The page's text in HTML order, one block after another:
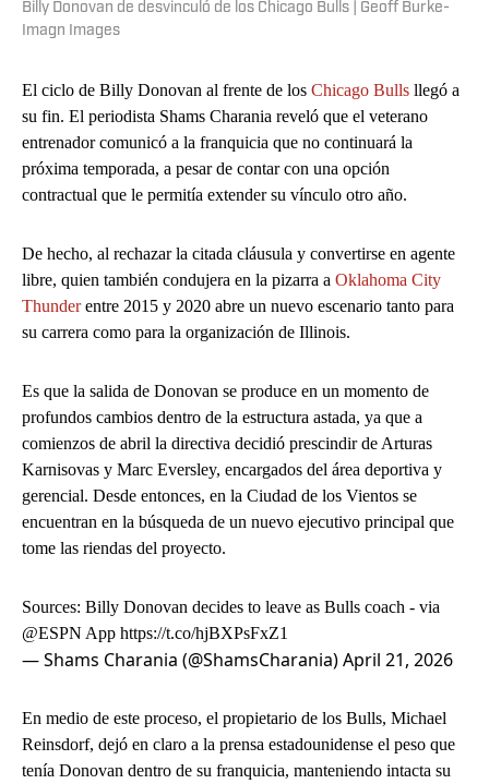
Billy Donovan de desvinculó de los Chicago Bulls | Geoff Burke-
Imagn Images
El ciclo de Billy Donovan al frente de los Chicago Bulls llegó a
su fin. El periodista Shams Charania reveló que el veterano
entrenador comunicó a la franquicia que no continuará la
próxima temporada, a pesar de contar con una opción
contractual que le permitía extender su vínculo otro año.
De hecho, al rechazar la citada cláusula y convertirse en agente
libre, quien también condujera en la pizarra a Oklahoma City
Thunderentre 2015 y 2020 abre un nuevo escenario tanto para
su carrera como para la organización de Illinois.
Es que la salida de Donovan se produce en un momento de
profundos cambios dentro de la estructura astada, ya que a
comienzos de abril la directiva decidió prescindir de Arturas
Karnisovas y Marc Eversley, encargados del área deportiva y
gerencial. Desde entonces, en la Ciudad de los Vientos se
encuentran en la búsqueda de un nuevo ejecutivo principal que
tome las riendas del proyecto.
Sources: Billy Donovan decides to leave as Bulls coach - via
@ESPN App https://t.co/hjBXPsFxZ1
— Shams Charania (@ShamsCharania)April 21, 2026
En medio de este proceso, el propietario de los Bulls, Michael
Reinsdorf, dejó en claro a la prensa estadounidense el peso que
tenía Donovan dentro de su franquicia, manteniendo intacta su